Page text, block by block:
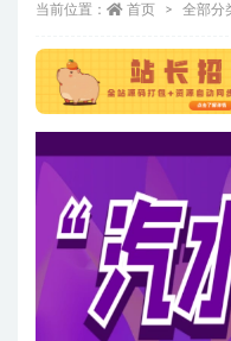
当前位置： 首页 全部分